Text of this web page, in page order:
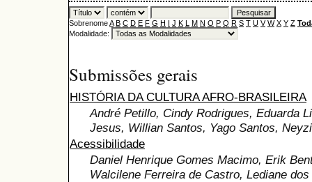
SobrenomeA B C D E F G H I J K L M N O P Q R S T U V W X Y Z
Modalidade:
Submissões gerais
HISTÓRIA DA CULTURA AFRO-BRASILEIRA
André Petillo, Cindy Rodrigues, Eduarda
Jesus, Willian Santos, Yago Santos,
Acessibilidade
Daniel Henrique Gomes Macimo, Erik
Walcilene Ferreira de Castro, Lediane